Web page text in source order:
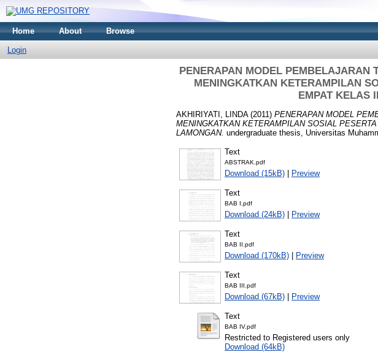
Home About Browse
Login
PENERAPAN MODEL PEMBELAJARAN
MENINGKATKAN KETERAMPILAN
EMPAT KELAS
AKHIRIYATI, LINDA(2011) PENERAPAN MODEL
MENINGKATKAN KETERAMPILAN SOSIAL
LAMONGAN. undergraduate thesis, Universitas
Text
ABSTRAK.pdf
Download (15kB) | Preview
Text
BAB I.pdf
Download (24kB) | Preview
Text
BAB II.pdf
Download (170kB) | Preview
Text
BAB III.pdf
Download (67kB) | Preview
Text
BAB IV.pdf
Restricted to Registered users only
Download (64kB)